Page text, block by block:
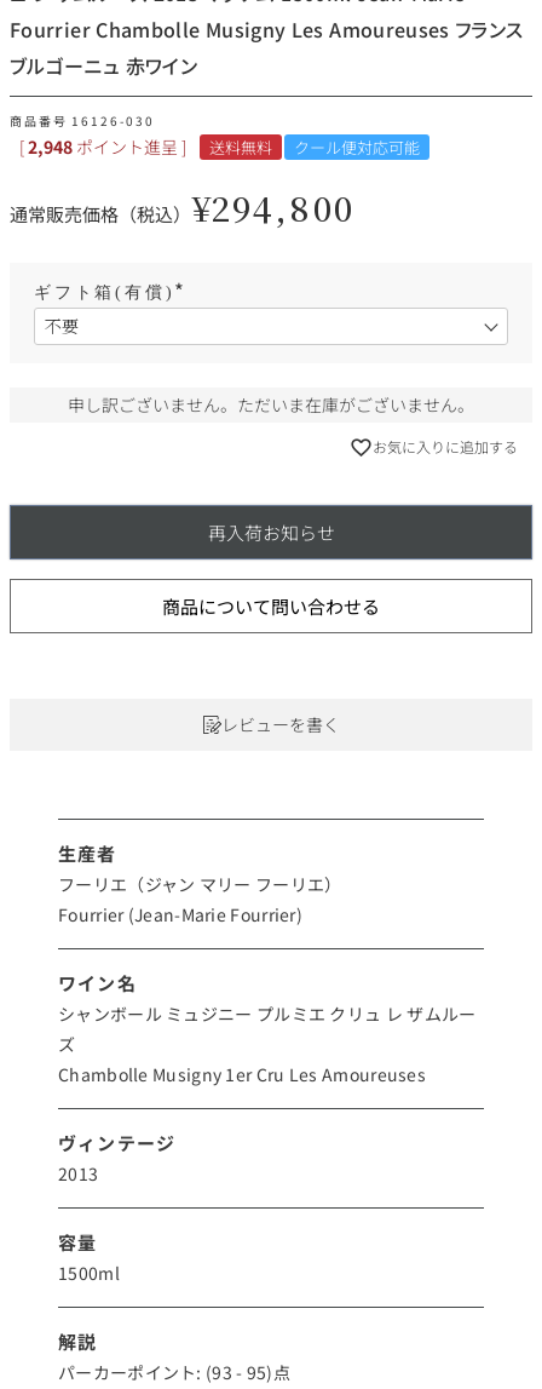
イタリア
チリ その他国
Fourrier Chambolle Musigny Les Amoureuses フランス
ブルゴーニュ 赤ワイン
商品番号 16126-030
[2,948 ポイント進呈 ] 送料無料 クール便対応可能
通常販売価格（税込） ¥294,800
ギフト箱(有償)
(
須
申し訳ございません。ただいま在庫がございません。
お気に入りに追加する
再入荷お知らせ
商品について問い合わせる
レビューを書く
生産者
フーリエ（ジャン マリー フーリエ）
Fourrier (Jean-Marie Fourrier)
ワイン名
シャンボール ミュジニー プルミエ クリュ レ ザムルー
ズ
Chambolle Musigny 1er Cru Les Amoureuses
ヴィンテージ
2013
容量
1500ml
解説
パーカーポイント: (93 - 95)点